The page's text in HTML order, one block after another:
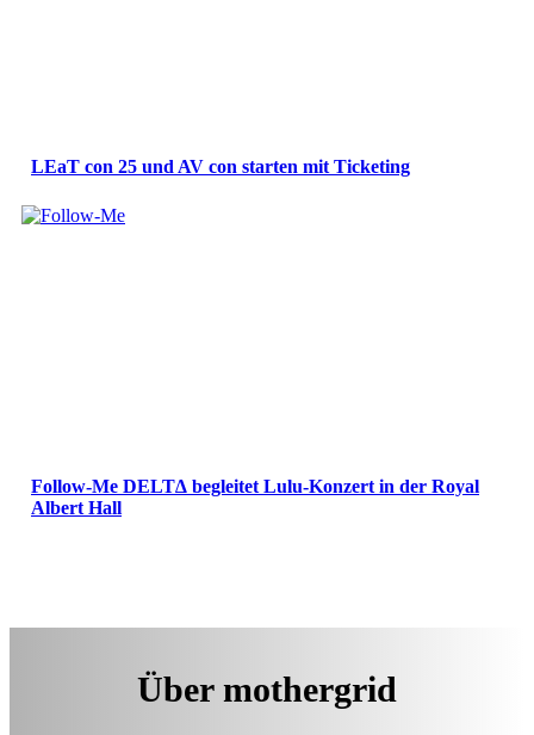
LEaT con 25 und AV con starten mit Ticketing
Follow-Me DELT∆ begleitet Lulu-Konzert in der Royal
Albert Hall
Über mothergrid